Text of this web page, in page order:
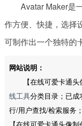
Avatar Maker是一
作方便、快捷，选择
可制作出一个独特的
网站说明：
【在线可爱卡通头
线工具分类目录；已成
行/用户查找/检索服务
【在线可爱卡通头像